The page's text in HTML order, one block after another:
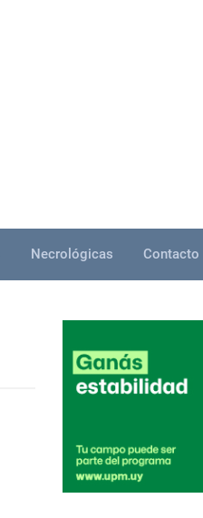
Necrológicas Contacto